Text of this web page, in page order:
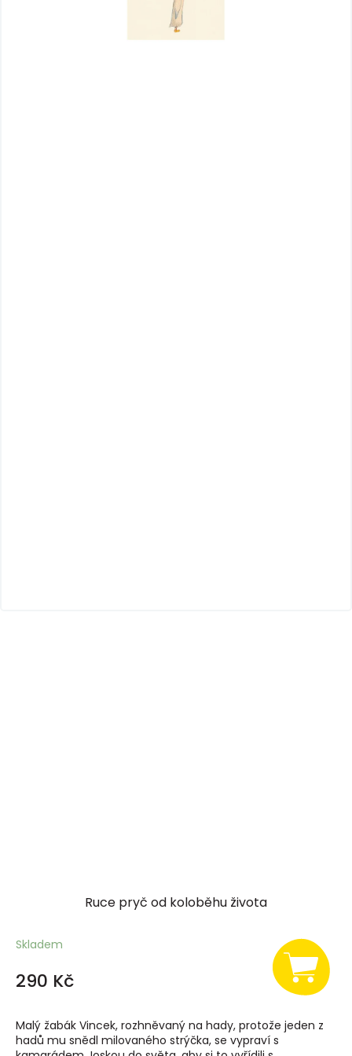
Ruce pryč od koloběhu života
Skladem
290 Kč
Malý žabák Vincek, rozhněvaný na hady, protože jeden z
hadů mu snědl milovaného strýčka, se vypraví s